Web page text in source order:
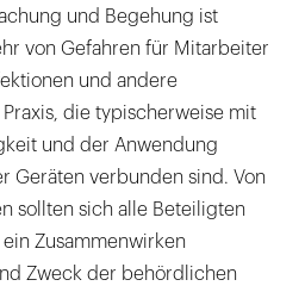
und Begehung ist
von Gefahren für Mitarbeiter
und andere
die typischerweise mit
und der Anwendung
Geräten verbunden sind. Von
sollten sich alle Beteiligten
Zusammenwirken
Zweck der behördlichen